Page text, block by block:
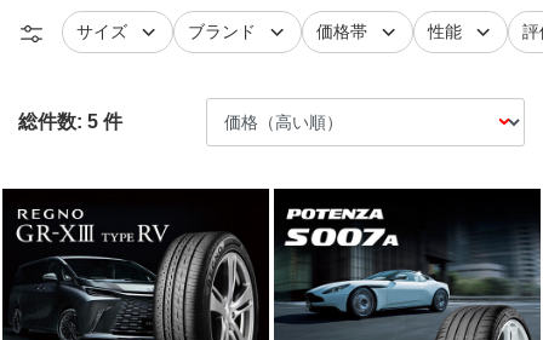
タイヤ
サイズで絞り込むタイヤ
ブランド で絞り込む価格帯で絞り込む
性能で絞り込レ
評
総件数: 5 件